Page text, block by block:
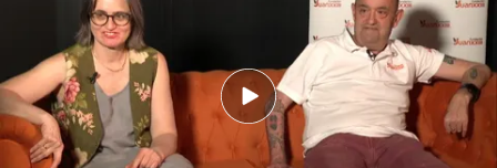
Miguel Manso
18 ABR 2024 - 14:40h.
Ambos se conocieron en la Fundación Juan
XXIII: “Nos gustamos y la entré”, confiesa